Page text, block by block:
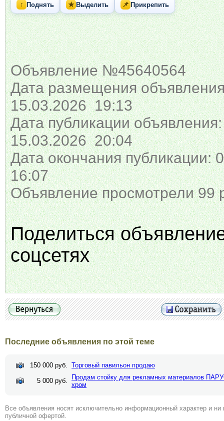
↑ Поднять ★ Выделить 📌 Прикрепить
Объявление №45640564
Дата размещения
15.03.2026 19:13
Дата публикации объявления:
15.03.2026 20:04
Дата окончания публикации:
16:07
Объявление просмотрели 99
Поделиться
соцсетях
Последние объявления по этой теме
150 000 руб. Торговый павильон продаю
5 000 руб.
Продам стойку для рекламных материалов
хром
Все объявления носят исключительно информационный характер и ни
публичной офертой.